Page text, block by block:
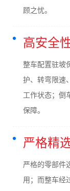
顾之忧。
高安全
整车配置驻坡
护、转弯限速
工作状态；倒
保障。
严格精
严格的零部件
用；而整车经